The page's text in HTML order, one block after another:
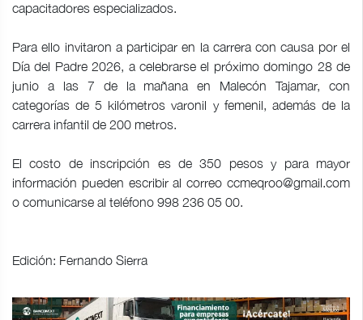
capacitadores especializados.
Para ello invitaron a participar en la carrera con causa por el
Día del Padre 2026, a celebrarse el próximo domingo 28 de
junio a las 7 de la mañana en Malecón Tajamar, con
categorías de 5 kilómetros varonil y femenil, además de la
carrera infantil de 200 metros.
El costo de inscripción es de 350 pesos y para mayor
información pueden escribir al correo ccmeqroo@gmail.com
o comunicarse al teléfono 998 236 05 00.
Edición: Fernando Sierra